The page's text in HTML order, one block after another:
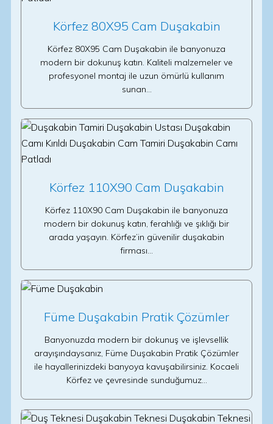
Körfez 80X95 Cam Duşakabin
Körfez 80X95 Cam Duşakabin ile banyonuza
modern bir dokunuş katın. Kaliteli malzemeler ve
profesyonel montaj ile uzun ömürlü kullanım
sunan…
Körfez 110X90 Cam Duşakabin
Körfez 110X90 Cam Duşakabin ile banyonuza
modern bir dokunuş katın, ferahlığı ve şıklığı bir
arada yaşayın. Körfez’in güvenilir duşakabin
firması…
Füme Duşakabin Pratik Çözümler
Banyonuzda modern bir dokunuş ve işlevsellik
arayışındaysanız, Füme Duşakabin Pratik Çözümler
ile hayallerinizdeki banyoya kavuşabilirsiniz. Kocaeli
Körfez ve çevresinde sunduğumuz…